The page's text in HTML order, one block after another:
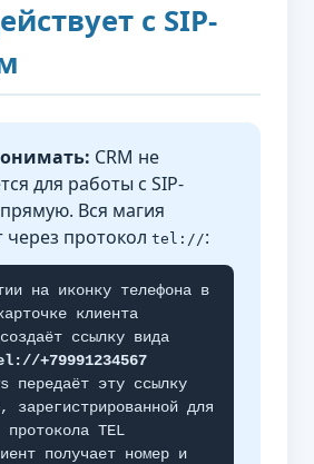
с SIP-
CRM не
для работы с SIP-
Вся магия
через протокол tel://:
на иконку телефона в
клиента
создаёт ссылку вида
+79991234567
передаёт эту ссылку
зарегистрированной для
протокола TEL
получает номер и